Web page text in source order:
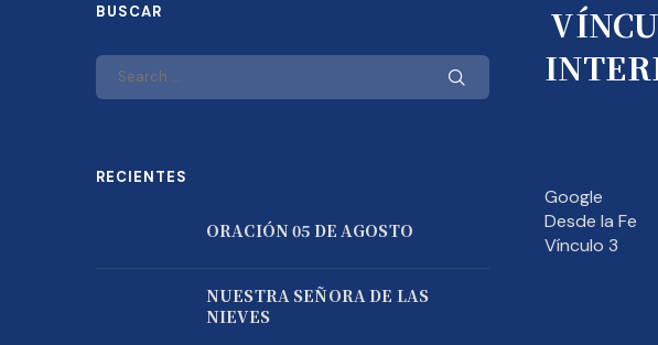
BUSCAR
RECIENTES
ORACIÓN 05 DE AGOSTO
NUESTRA SEÑORA DE LAS
NIEVES
Google
Desde la Fe
Vínculo 3